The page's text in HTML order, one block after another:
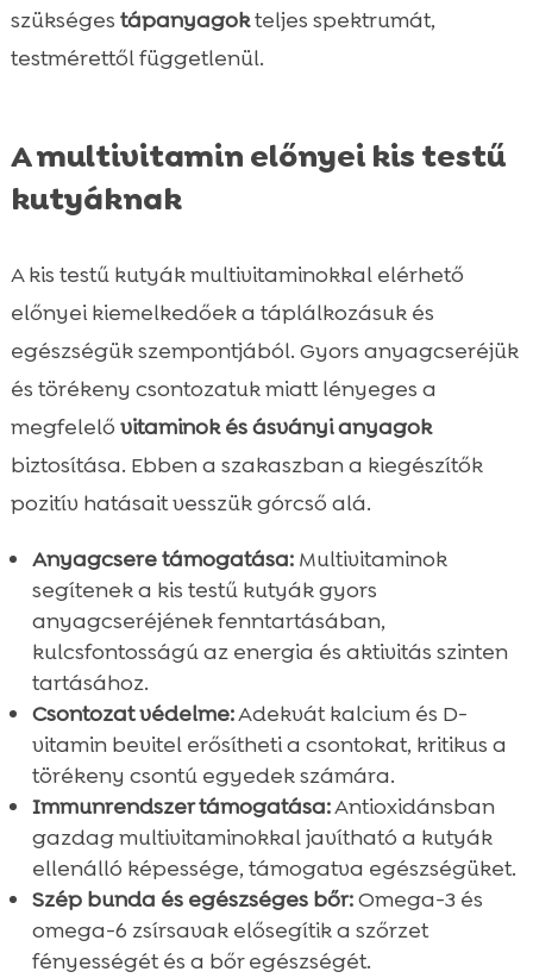
szükséges tápanyagokteljes spektrumát,
testmérettől függetlenül.
A multivitamin előnyei kis testű
kutyáknak
A kis testű kutyák multivitaminokkal elérhető
előnyei kiemelkedőek a táplálkozásuk és
egészségük szempontjából. Gyors anyagcseréjük
és törékeny csontozatuk miatt lényeges a
megfelelő vitaminok és ásványi anyagok
biztosítása. Ebben a szakaszban a kiegészítők
pozitív hatásait vesszük górcső alá.
Anyagcsere támogatása:Multivitaminok
segítenek a kis testű kutyák gyors
anyagcseréjének fenntartásában,
kulcsfontosságú az energia és aktivitás szinten
tartásához.
Csontozat védelme:Adekvát kalcium és D-
vitamin bevitel erősítheti a csontokat, kritikus a
törékeny csontú egyedek számára.
Immunrendszer támogatása:Antioxidánsban
gazdag multivitaminokkal javítható a kutyák
ellenálló képessége, támogatva egészségüket.
Szép bunda és egészséges bőr:Omega-3 és
omega-6 zsírsavak elősegítik a szőrzet
fényességét és a bőr egészségét.